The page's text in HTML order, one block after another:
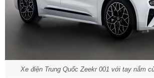
Xe điện Trung Quốc Zeekr 001 với tay nắm